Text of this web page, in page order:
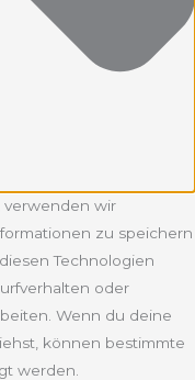
verwenden wir
zu speichern
Technologien
oder
Wenn du deine
können bestimmte
werden.